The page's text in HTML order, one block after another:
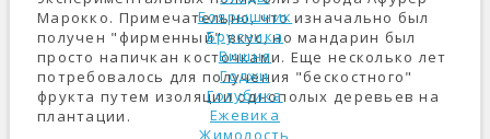
Боярышник
Брусника
Вишня
Годжи
Голубика
Ежевика
Жимолость
Марокко. Примечательно, что изначально был
получен "фирменный" вкус, но мандарин был
просто напичкан косточками. Еще несколько лет
потребовалось для получения "бескостного"
фрукта путем изоляции однополых деревьев на
плантации.